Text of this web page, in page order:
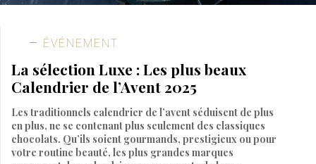
ÉVÉNEMENT
La sélection Luxe : Les plus beaux
Calendrier de l’Avent 2025
Les traditionnels calendrier de l’avent séduisent de plus
en plus, ne se contenant plus seulement des classiques
chocolats. Qu’ils soient gourmands, prestigieux ou pour
votre routine beauté, les plus grandes marques